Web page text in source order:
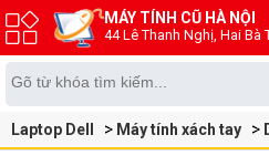
MÁY TÍNH CŨ HÀ NỘI
44 Lê Thanh Nghị, Hai Bà
Laptop Dell Máy tính xách tay